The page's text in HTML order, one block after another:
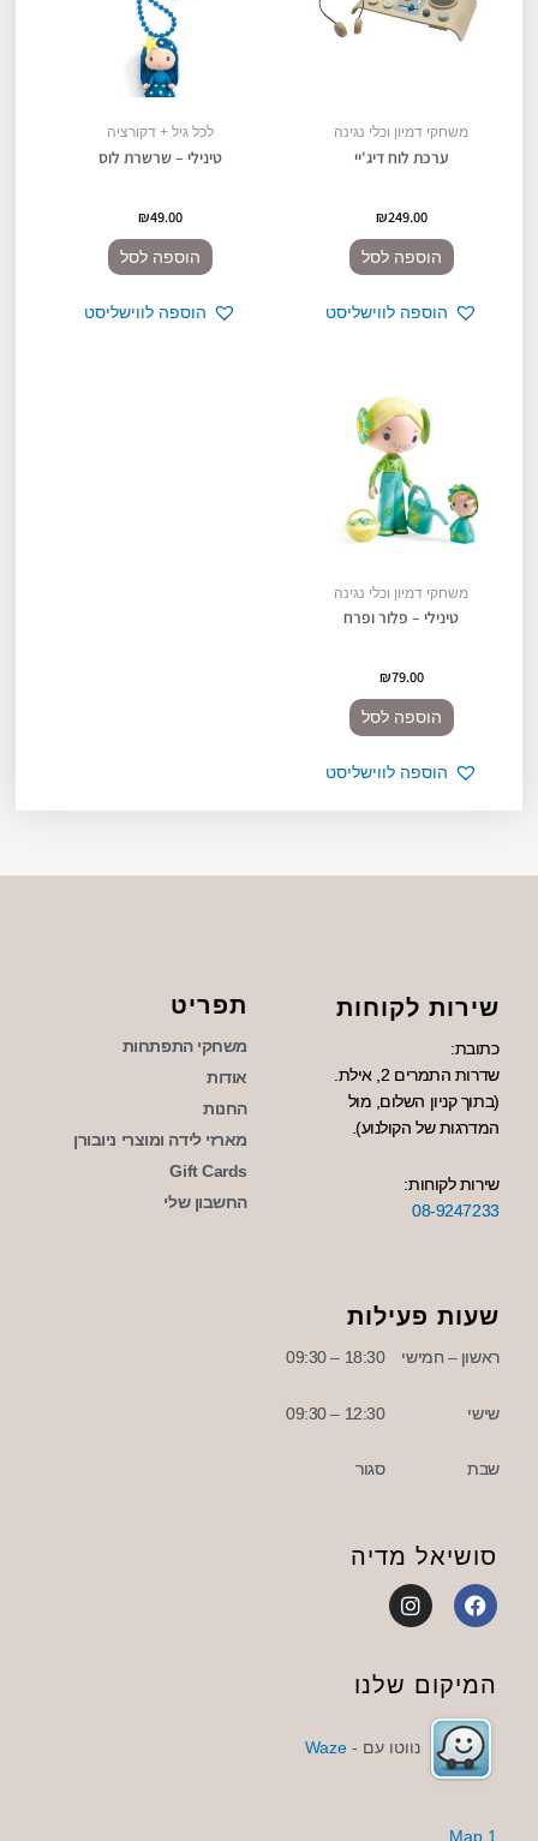
משחקי דמיון וכלי נגינה
ערכת לוח דיג'יי
₪249.00
הוספה לסל
הוספה לווישליסט
לכל גיל + דקורציה
טינילי – שרשרת לוס
₪49.00
הוספה לסל
הוספה לווישליסט
משחקי דמיון וכלי נגינה
טינילי – פלור ופרח
₪79.00
הוספה לסל
הוספה לווישליסט
שירות לקוחות
כתובת:
שדרות התמרים 2, אילת.
(בתוך קניון השלום, מול
המדרגות של הקולנוע).
שירות לקוחות:
08-9247233
תפריט
משחקי התפתחות
אודות
החנות
מארזי לידה ומוצרי ניובורן
Gift Cards
החשבון שלי
שעות פעילות
ראשון – חמישי
שישי
שבת
18:30 – 09:30
12:30 – 09:30
סגור
סושיאל מדיה
F
a
b
o
o
k
I
n
a
a
המיקום שלנו
נווטו עם -Waze
1 Map